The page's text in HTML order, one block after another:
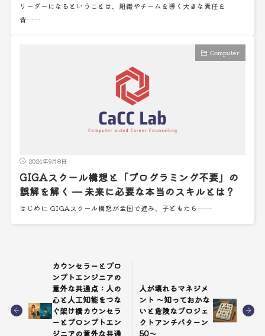
リーダーになるということは、組織やチームを導く大きな責任を
背……
Computer
2024年9月8日
GIGAスクール構想と「プログラミング不要」の
誤解を解く — 未来に必要な本当のスキルとは？
はじめに GIGAスクール構想が全国で進み、子どもたち……
カウンセラーとプロ
ンプトエンジニアの
意外な共通点：人の
心と人工知能をつな
ぐ架け橋カウンセラ
ーとプロンプトエン
ジニアの意外な共通
人が壊れるマネジメ
ント ～知っておかな
いと危険なプロジェ
クトアンチパターン
50～